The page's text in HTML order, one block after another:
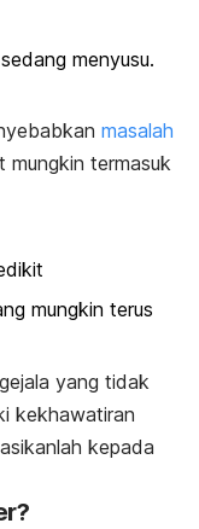
menyusu.
masalah
mungkin termasuk
mungkin terus
yang tidak
kekhawatiran
kepada